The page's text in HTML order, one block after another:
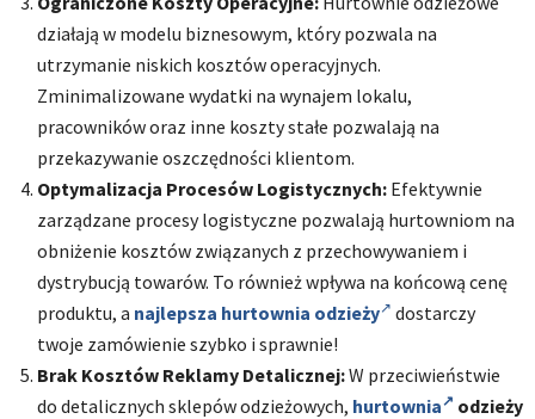
działają w modelu biznesowym, który pozwala na
utrzymanie niskich kosztów operacyjnych.
Zminimalizowane wydatki na wynajem lokalu,
pracowników oraz inne koszty stałe pozwalają na
przekazywanie oszczędności klientom.
Optymalizacja Procesów Logistycznych: Efektywnie
zarządzane procesy logistyczne pozwalają hurtowniom na
obniżenie kosztów związanych z przechowywaniem i
dystrybucją towarów. To również wpływa na końcową cenę
produktu, a najlepsza hurtownia odzieży
dostarczy
twoje zamówienie szybko i sprawnie!
Brak Kosztów Reklamy Detalicznej:W przeciwieństwie
do detalicznych sklepów odzieżowych, hurtownia
odzieży